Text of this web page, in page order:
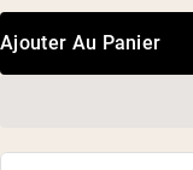
Ajouter Au Panier